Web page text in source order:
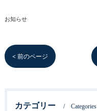
お知らせ
< 前のページ
カテゴリー Categories